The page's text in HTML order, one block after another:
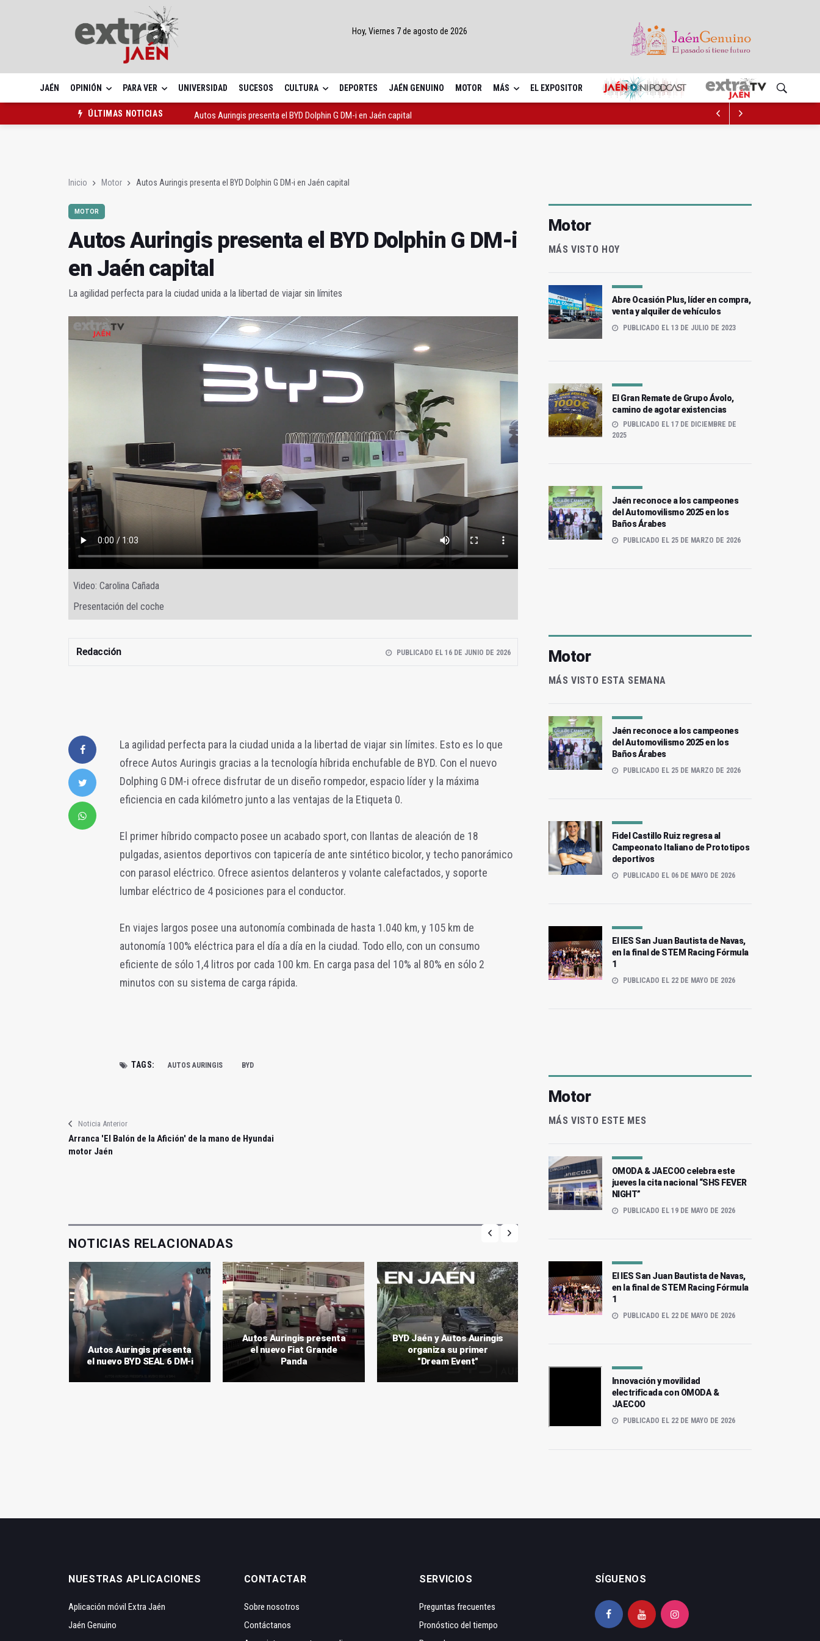
Hoy, Viernes 7 de agosto de 2026
JAÉN OPINIÓN PARA VER UNIVERSIDAD SUCESOS CULTURA DEPORTES JAÉN GENUINO MOTOR MÁS EL EXPOSITOR
ÚLTIMAS NOTICIAS
Autos Auringis presenta el BYD Dolphin G DM-i en Jaén capital
Inicio Motor Autos Auringis presenta el BYD Dolphin G DM-i en Jaén capital
MOTOR
Autos Auringis presenta el BYD Dolphin G DM-i
en Jaén capital
La agilidad perfecta para la ciudad unida a la libertad de viajar sin límites
Video: Carolina Cañada
Presentación del coche
Redacción PUBLICADO EL 16 DE JUNIO DE 2026
La agilidad perfecta para la ciudad unida a la libertad de viajar sin límites. Esto es lo que
ofrece Autos Auringis gracias a la tecnología híbrida enchufable de BYD. Con el nuevo
Dolphing G DM-i ofrece disfrutar de un diseño rompedor, espacio líder y la máxima
eficiencia en cada kilómetro junto a las ventajas de la Etiqueta 0.
El primer híbrido compacto posee un acabado sport, con llantas de aleación de 18
pulgadas, asientos deportivos con tapicería de ante sintético bicolor, y techo panorámico
con parasol eléctrico. Ofrece asientos delanteros y volante calefactados, y soporte
lumbar eléctrico de 4 posiciones para el conductor.
En viajes largos posee una autonomía combinada de hasta 1.040 km, y 105 km de
autonomía 100% eléctrica para el día a día en la ciudad. Todo ello, con un consumo
eficiente de sólo 1,4 litros por cada 100 km. En carga pasa del 10% al 80% en sólo 2
minutos con su sistema de carga rápida.
TAGS: AUTOS AURINGIS BYD
Noticia Anterior
Arranca 'El Balón de la Afición' de la mano de Hyundai
motor Jaén
NOTICIAS RELACIONADAS
Autos Auringis presenta
el nuevo BYD SEAL 6 DM-i
Autos Auringis presenta
el nuevo Fiat Grande
Panda
BYD Jaén y Autos Auringis
organiza su primer
"Dream Event"
Motor
MÁS VISTO HOY
Abre Ocasión Plus, líder en compra,
venta y alquiler de vehículos
PUBLICADO EL 13 DE JULIO DE 2023
El Gran Remate de Grupo Ávolo,
camino de agotar existencias
PUBLICADO EL 17 DE DICIEMBRE DE
2025
Jaén reconoce a los campeones
del Automovilismo 2025 en los
Baños Árabes
PUBLICADO EL 25 DE MARZO DE 2026
Motor
MÁS VISTO ESTA SEMANA
Jaén reconoce a los campeones
del Automovilismo 2025 en los
Baños Árabes
PUBLICADO EL 25 DE MARZO DE 2026
Fidel Castillo Ruiz regresa al
Campeonato Italiano de Prototipos
deportivos
PUBLICADO EL 06 DE MAYO DE 2026
El IES San Juan Bautista de Navas,
en la final de STEM Racing Fórmula
1
PUBLICADO EL 22 DE MAYO DE 2026
Motor
MÁS VISTO ESTE MES
OMODA & JAECOO celebra este
jueves la cita nacional “SHS FEVER
NIGHT”
PUBLICADO EL 19 DE MAYO DE 2026
El IES San Juan Bautista de Navas,
en la final de STEM Racing Fórmula
1
PUBLICADO EL 22 DE MAYO DE 2026
Innovación y movilidad
electrificada con OMODA &
JAECOO
PUBLICADO EL 22 DE MAYO DE 2026
NUESTRAS APLICACIONES
Aplicación móvil Extra Jaén
Jaén Genuino
CONTACTAR
Sobre nosotros
Contáctanos
SERVICIOS
Preguntas frecuentes
Pronóstico del tiempo
SÍGUENOS